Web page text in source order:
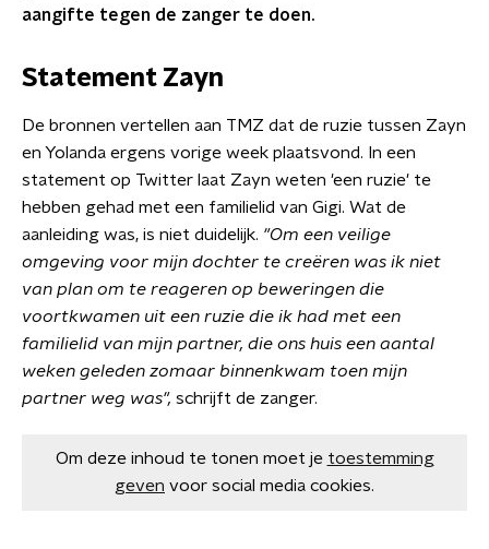
aangifte tegen de zanger te doen.
Statement Zayn
De bronnen vertellen aan TMZ dat de ruzie tussen Zayn
en Yolanda ergens vorige week plaatsvond. In een
statement op Twitter laat Zayn weten 'een ruzie' te
hebben gehad met een familielid van Gigi. Wat de
aanleiding was, is niet duidelijk. "Om een veilige
omgeving voor mijn dochter te creëren was ik niet
van plan om te reageren op beweringen die
voortkwamen uit een ruzie die ik had met een
familielid van mijn partner, die ons huis een aantal
weken geleden zomaar binnenkwam toen mijn
partner weg was", schrijft de zanger.
Om deze inhoud te tonen moet je toestemming
geven voor social media cookies.